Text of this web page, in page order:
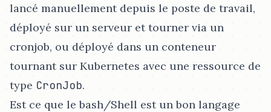
lancé manuellement depuis le poste de travail,
déployé sur un serveur et tourner via un
cronjob, ou déployé dans un conteneur
tournant sur Kubernetes avec une ressource de
type CronJob.
Est ce que le bash/Shell est un bon langage